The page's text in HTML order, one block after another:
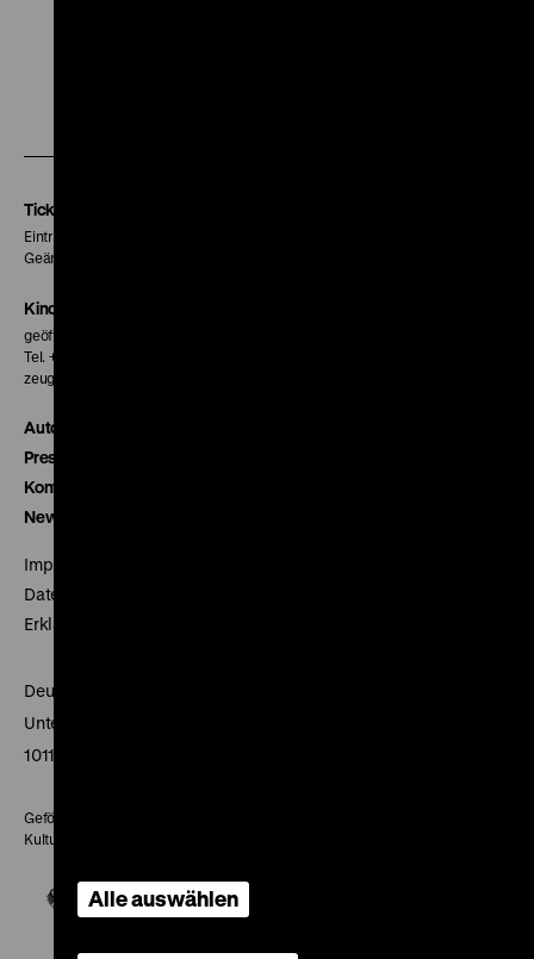
Tickets
Eintritt 5 €
Geänderte Preise sind im Programm vermerkt.
Kinokasse
geöffnet 30 Minuten vor Beginn der ersten Vorstellung
Tel. + 49 30 20304-770
zeughauskino@dhm.de
Autor*innen
Presse
Kontakt
Newsletter
Impressum
Datenschutz
Erklärung digitale Barrierefreiheit
Deutsches Historisches Museum
Unter den Linden 2
10117 Berlin
Gefördert mit Mitteln des Beauftragten der Bundesregierung für
Kultur und Medien
Alle auswählen